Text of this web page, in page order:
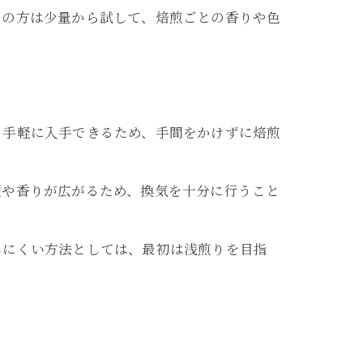
方は少量から試して、焙煎ごとの香りや色
軽に入手できるため、手間をかけずに焙煎
香りが広がるため、換気を十分に行うこと
くい方法としては、最初は浅煎りを目指